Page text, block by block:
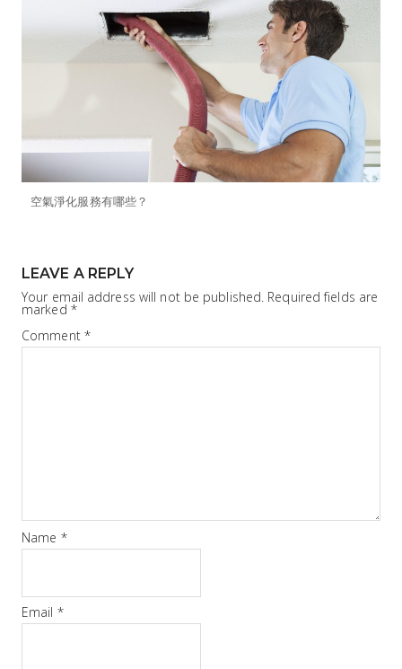
空氣淨化服務有哪些？
LEAVE A REPLY
Your email address will not be published. Required fields are
marked *
Comment *
Name *
Email *